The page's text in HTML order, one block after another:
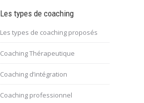
Les types de coaching
Les types de coaching proposés
Coaching Thérapeutique
Coaching d’intégration
Coaching professionnel